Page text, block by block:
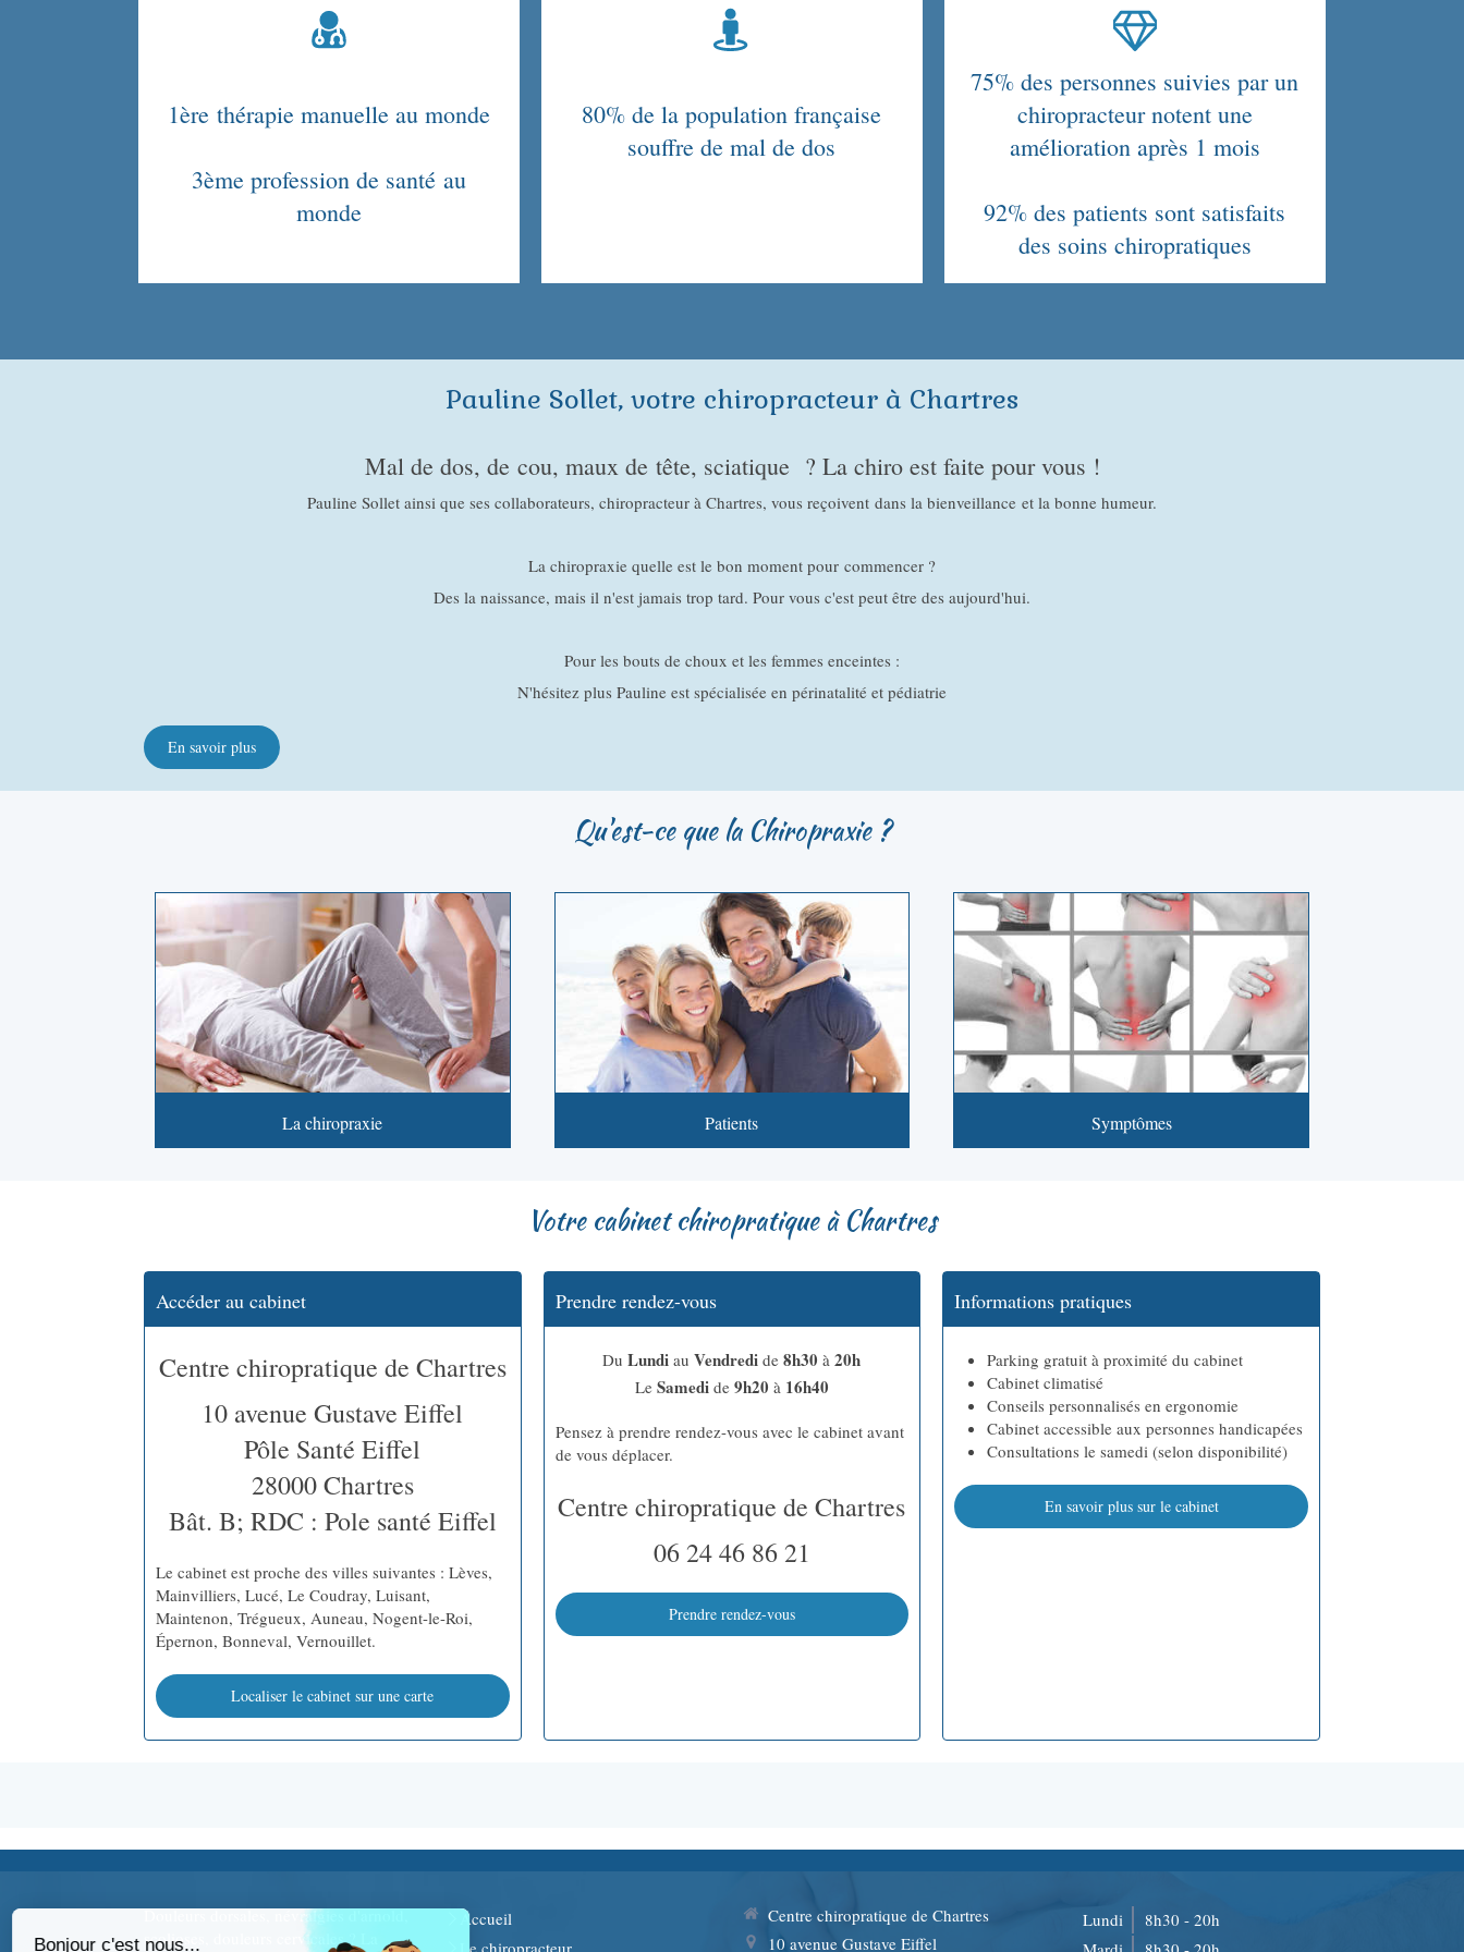
1ère thérapie manuelle au monde
3ème profession de santé au
monde
80% de la population française
souffre de mal de dos
75% des personnes suivies par un
chiropracteur notent une
amélioration après 1 mois
92% des patients sont satisfaits
des soins chiropratiques
Pauline Sollet, votre chiropracteur à Chartres
Mal de dos, de cou, maux de tête, sciatique ? La chiro est faite pour vous !
Pauline Sollet ainsi que ses collaborateurs, chiropracteur à Chartres, vous reçoivent dans la bienveillance et la bonne humeur.
La chiropraxie quelle est le bon moment pour commencer ?
Des la naissance, mais il n'est jamais trop tard. Pour vous c'est peut être des aujourd'hui.
Pour les bouts de choux et les femmes enceintes :
N'hésitez plus Pauline est spécialisée en périnatalité et pédiatrie
En savoir plus
Qu'est-ce que la Chiropraxie ?
La chiropraxie Patients Symptômes
Votre cabinet chiropratique à Chartres
Accéder au cabinet
Centre chiropratique de Chartres
10 avenue Gustave Eiffel
Pôle Santé Eiffel
28000Chartres
Bât. B; RDC : Pole santé Eiffel
Le cabinet est proche des villes suivantes : Lèves,
Mainvilliers, Lucé, Le Coudray, Luisant,
Maintenon, Trégueux, Auneau, Nogent-le-Roi,
Épernon, Bonneval, Vernouillet.
Localiser le cabinet sur une carte
Prendre rendez-vous
DuLundi auVendredi de8h30 à20h
Le Samedi de 9h20 à 16h40
Pensez à prendre rendez-vous avec le cabinet avant
de vous déplacer.
Centre chiropratique de Chartres
06 24 46 86 21
Prendre rendez-vous
Informations pratiques
Parking gratuit à proximité du cabinet
Cabinet climatisé
Conseils personnalisés en ergonomie
Cabinet accessible aux personnes handicapées
Consultations le samedi (selon disponibilité)
En savoir plus sur le cabinet
Douleurs dorsales, névralgies d'arnold,
scolioses, douleurs cervicales ? La
Accueil
Le chiropracteur
Centre chiropratique de Chartres
10 avenue Gustave Eiffel
Lundi
8h30 - 20h